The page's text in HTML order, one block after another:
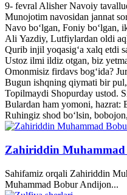
9- fevral Alisher Navoiy
Munojotim navosidan jannat
Navo bo‘lgan, Foniy bo‘lgan,
Ali Yazdiy, Lutfiylardan oldi
Qurib injil yoqasig‘a xalq etdi
Ustoz ilmi ildiz otgan, biz
Omonmisiz firdavs bog‘ida?
Bugun ishqning qiymati bir
Topilmaydi Shopurday ustod.
Bulardan ham yomoni, hazrat:
Ruhingiz shod bo‘lsin,
Zahiriddin
Sahifamiz orqali Zahiriddin
Muhammad Bobur Andijon...